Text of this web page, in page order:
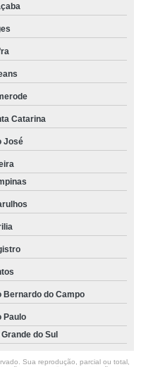
Catarina
José
Bernardo do Campo
Paulo
Grande do Sul
Sua reprodução, parcial ou total,